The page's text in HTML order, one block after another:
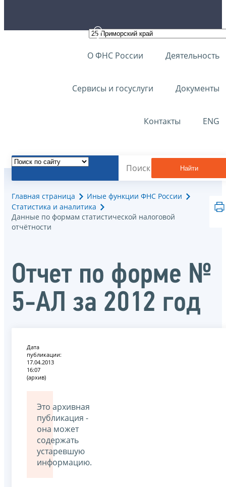
О ФНС России Деятельность
Сервисы и госуслуги Документы
Контакты ENG
Найти
Главная страница
Иные функции ФНС России
Статистика и аналитика
Данные по формам статистической налоговой
отчётности
Отчет по форме №
5-АЛ за 2012 год
Дата
публикации:
17.04.2013
16:07
(архив)
Это архивная
публикация -
она может
содержать
устаревшую
информацию.